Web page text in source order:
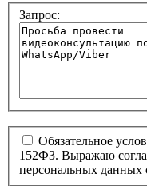
Запрос:
Обязательное
152ФЗ. Выражаю
персональных данных